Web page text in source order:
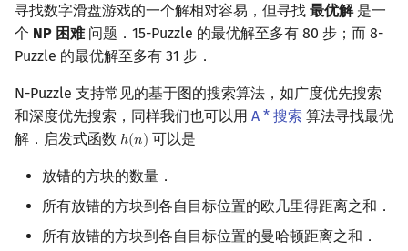
Pell 方程
寻找数字滑盘游戏的一个解相对容易，但寻找 最优解是一
个 NP 困难问题．15-Puzzle 的最优解至多有 80 步；而 8-
Puzzle 的最优解至多有 31 步．
N-Puzzle 支持常见的基于图的搜索算法，如广度优先搜索
和深度优先搜索，同样我们也可以用 A * 搜索 算法寻找最优
解．启发式函数 ℎ(𝑛)
h(n) 可以是
放错的方块的数量．
所有放错的方块到各自目标位置的欧几里得距离之和．
所有放错的方块到各自目标位置的曼哈顿距离之和．